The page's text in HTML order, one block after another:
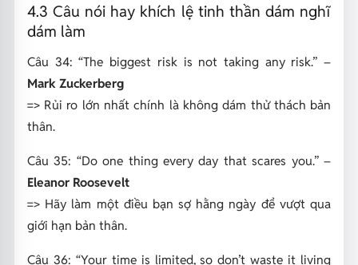
4.3 Câu nói hay khích lệ tinh thần dám nghĩ
dám làm
Câu 34:“The biggest risk is not taking any risk.”–
Mark Zuckerberg
=> Rủi ro lớn nhất chính là không dám thử thách bản
thân.
Câu 35: “Do one thing every day that scares you.”–
Eleanor Roosevelt
=> Hãy làm một điều bạn sợ hằng ngày để vượt qua
giới hạn bản thân.
Câu 36: “Your time is limited, so don’t waste it living